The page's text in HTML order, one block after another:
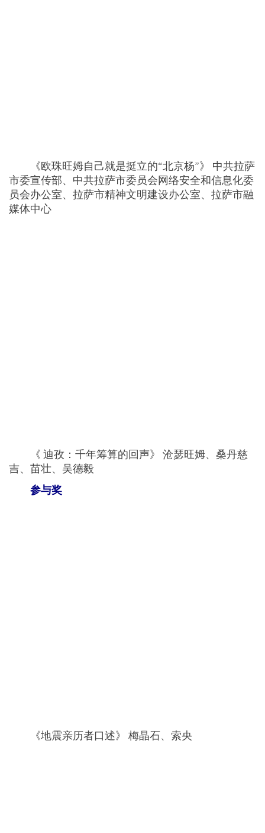
《欧珠旺姆自己就是挺立的“北京杨”》 中共拉萨
市委宣传部、中共拉萨市委员会网络安全和信息化委
员会办公室、拉萨市精神文明建设办公室、拉萨市融
媒体中心
《 迪孜：千年筹算的回声》 沧瑟旺姆、桑丹慈
吉、苗壮、吴德毅
参与奖
《地震亲历者口述》 梅晶石、索央